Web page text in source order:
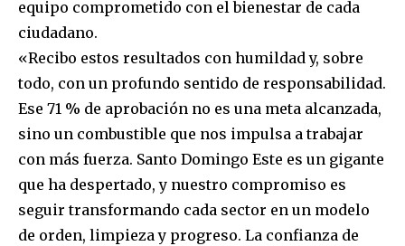
equipo comprometido con el bienestar de cada
ciudadano.
«Recibo estos resultados con humildad y, sobre
todo, con un profundo sentido de responsabilidad.
Ese 71 % de aprobación no es una meta alcanzada,
sino un combustible que nos impulsa a trabajar
con más fuerza. Santo Domingo Este es un gigante
que ha despertado, y nuestro compromiso es
seguir transformando cada sector en un modelo
de orden, limpieza y progreso. La confianza de